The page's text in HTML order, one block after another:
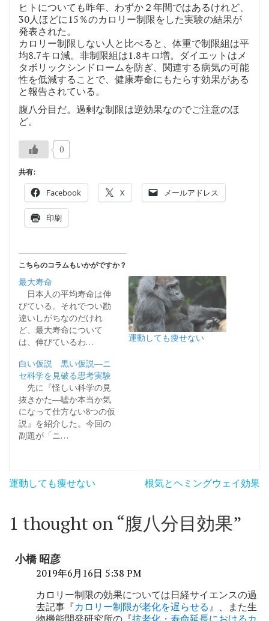
ヒトについても昨年、わずか２年間ではあるけれど、
30人ほどに15％のカロリー制限をした実験の結果が
発表された。
カロリー制限しない人と比べると、体重で制限組は平
均8.7キロ減。非制限組は1.8キロ増。ダイエットはメ
タボリックシンドロームを防ぎ、関連する病気の可能
性を低減することで、健康寿命にもたらす効果がある
と報告されている。
腹八分目だ。過剰な制限は逆効果なのでご注意のほ
ど。
0
共有:
Facebook X メールアドレス
印刷
こちらのコラムもいかがですか？
最大寿命
日本人の平均寿命は伸
びている。それでつい勘
違いしがちなのだけれ
ど、最大寿命について
は、伸びているわ…
運動しても痩せない
白い仮説 黒い仮説―ニ
セ科学を見破る思考実験
先に『怪しい科学の見
抜きかた―嘘か本当か気
になって仕方ない8つの仮
説』を紹介した。今回の
副題が「ニ…
投
ナ
ゲ
運動しても痩せない 根気とヘミングウェイ効果
1 thought on “腹八分目効果”
小橋 昭彦
2019年6月16日 5:38 PM
カロリー制限の効果については日経サイエンスの過
去記事『カロリー制限が老化を遅らせる』、また生